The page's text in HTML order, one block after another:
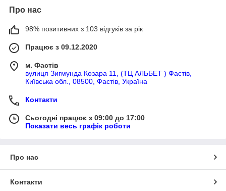
Про нас
98% позитивних з 103 відгуків за рік
Працює з 09.12.2020
м. Фастів
вулиця Зигмунда Козара 11, (ТЦ АЛЬБЕТ ) Фастів,
Київська обл., 08500, Фастів, Україна
Контакти
Сьогодні працює з 09:00 до 17:00
Показати весь графік роботи
Про нас
Контакти